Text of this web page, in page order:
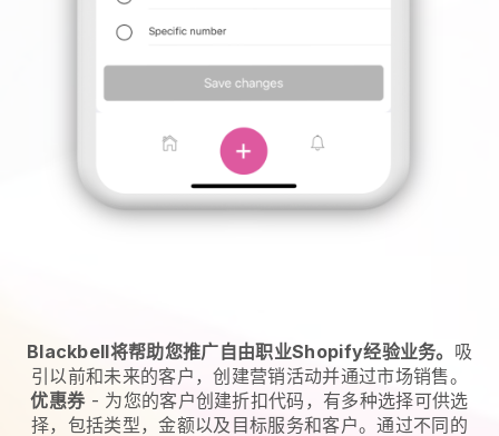
Blackbell将帮助您推广自由职业Shopify经验业务。 吸
引以前和未来的客户，创建营销活动并通过市场销售。
优惠券- 为您的客户创建折扣代码，有多种选择可供选
择，包括类型，金额以及目标服务和客户。通过不同的